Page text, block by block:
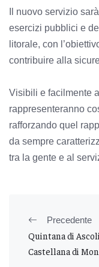
Il nuovo servizio
esercizi pubblici e
litorale, con
contribuire alla
Visibili e facilmente
rappresenteranno
rafforzando quel
da sempre
tra la gente e al
Precedente
Quintana di
Castellana di